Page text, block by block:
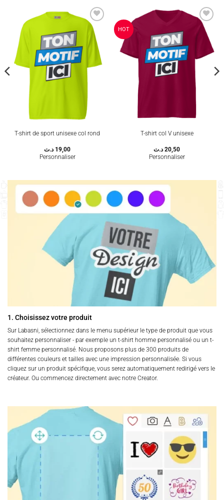
Ajouter
à la
wishlist
T-shirt de sport unisexe col rond
19,00 د.ت
Personnaliser
HOT
Ajouter
à la
wishlist
T-shirt col V unisexe
20,50 د.ت
Personnaliser
1. Choisissez votre produit
Sur Labasni, sélectionnez dans le menu supérieur le type de produit que vous
souhaitez personnaliser - par exemple un t-shirt homme personnalisé ou un t-
shirt femme personnalisé. Nous proposons plus de 300 produits de
différentes couleurs et tailles avec une impression personnalisée. Si vous
cliquez sur un produit spécifique, vous serez automatiquement redirigé vers le
créateur. Ou commencez directement avec notre Creator.